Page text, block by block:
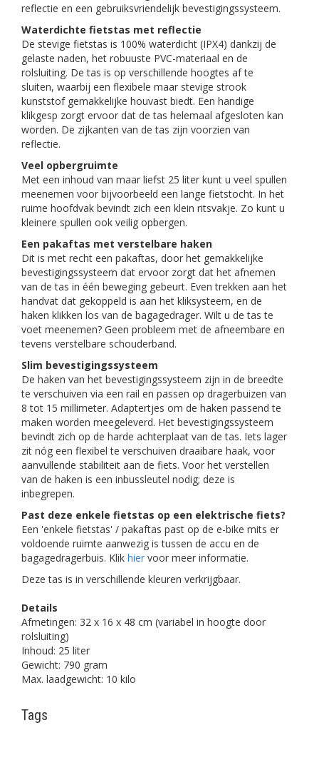
reflectie en een gebruiksvriendelijk bevestigingssysteem.
Waterdichte fietstas met reflectie
De stevige fietstas is 100% waterdicht (IPX4) dankzij de
gelaste naden, het robuuste PVC-materiaal en de
rolsluiting. De tas is op verschillende hoogtes af te
sluiten, waarbij een flexibele maar stevige strook
kunststof gemakkelijke houvast biedt. Een handige
klikgesp zorgt ervoor dat de tas helemaal afgesloten kan
worden. De zijkanten van de tas zijn voorzien van
reflectie.
Veel opbergruimte
Met een inhoud van maar liefst 25 liter kunt u veel spullen
meenemen voor bijvoorbeeld een lange fietstocht. In het
ruime hoofdvak bevindt zich een klein ritsvakje. Zo kunt u
kleinere spullen ook veilig opbergen.
Een pakaftas met verstelbare haken
Dit is met recht een pakaftas, door het gemakkelijke
bevestigingssysteem dat ervoor zorgt dat het afnemen
van de tas in één beweging gebeurt. Even trekken aan het
handvat dat gekoppeld is aan het kliksysteem, en de
haken klikken los van de bagagedrager. Wilt u de tas te
voet meenemen? Geen probleem met de afneembare en
tevens verstelbare schouderband.
Slim bevestigingssysteem
De haken van het bevestigingssysteem zijn in de breedte
te verschuiven via een rail en passen op dragerbuizen van
8 tot 15 millimeter. Adaptertjes om de haken passend te
maken worden meegeleverd. Het bevestigingssysteem
bevindt zich op de harde achterplaat van de tas. Iets lager
zit nóg een flexibel te verschuiven draaibare haak, voor
aanvullende stabiliteit aan de fiets. Voor het verstellen
van de haken is een inbussleutel nodig; deze is
inbegrepen.
Past deze enkele fietstas op een elektrische fiets?
Een 'enkele fietstas' / pakaftas past op de e-bike mits er
voldoende ruimte aanwezig is tussen de accu en de
bagagedragerbuis. Klik hier voor meer informatie.
Deze tas is in verschillende kleuren verkrijgbaar.
Details
Afmetingen: 32 x 16 x 48 cm (variabel in hoogte door
rolsluiting)
Inhoud: 25 liter
Gewicht: 790 gram
Max. laadgewicht: 10 kilo
Tags